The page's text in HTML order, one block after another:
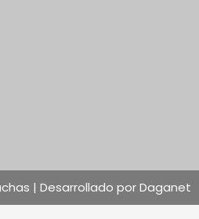
| Desarrollado por Daganet